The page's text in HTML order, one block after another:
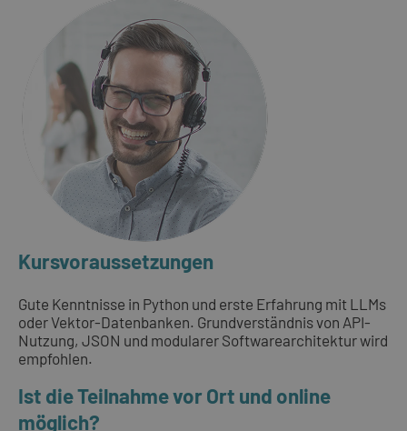
Kursvoraussetzungen
Gute Kenntnisse in Python und erste Erfahrung mit LLMs
oder Vektor-Datenbanken. Grundverständnis von API-
Nutzung, JSON und modularer Softwarearchitektur wird
empfohlen.
Ist die Teilnahme vor Ort und online
möglich?